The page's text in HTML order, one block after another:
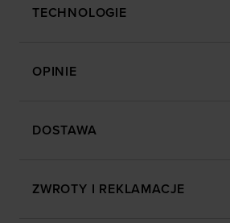
znajdziesz w naszej
TECHNOLOGIE
OPINIE
DOSTAWA
ZWROTY I REKLAMACJE